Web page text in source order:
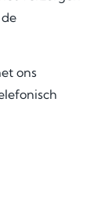
ons